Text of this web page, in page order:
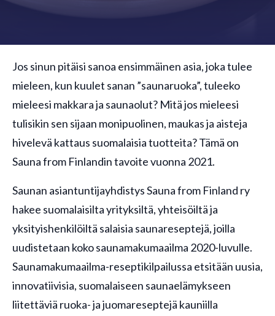
Jos sinun pitäisi sanoa ensimmäinen asia, joka tulee
mieleen, kun kuulet sanan ”saunaruoka”, tuleeko
mieleesi makkara ja saunaolut? Mitä jos mieleesi
tulisikin sen sijaan monipuolinen, maukas ja aisteja
hivelevä kattaus suomalaisia tuotteita? Tämä on
Sauna from Finlandin tavoite vuonna 2021.
Saunan asiantuntijayhdistys Sauna from Finland ry
hakee suomalaisilta yrityksiltä, yhteisöiltä ja
yksityishenkilöiltä salaisia saunareseptejä, joilla
uudistetaan koko saunamakumaailma 2020-luvulle.
Saunamakumaailma-reseptikilpailussa etsitään uusia,
innovatiivisia, suomalaiseen saunaelämykseen
liitettäviä ruoka- ja juomareseptejä kauniilla